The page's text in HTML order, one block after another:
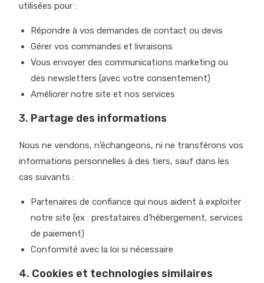
utilisées pour :
Répondre à vos demandes de contact ou devis
Gérer vos commandes et livraisons
Vous envoyer des communications marketing ou
des newsletters (avec votre consentement)
Améliorer notre site et nos services
3. Partage des informations
Nous ne vendons, n’échangeons, ni ne transférons vos
informations personnelles à des tiers, sauf dans les
cas suivants :
Partenaires de confiance qui nous aident à exploiter
notre site (ex : prestataires d’hébergement, services
de paiement)
Conformité avec la loi si nécessaire
4. Cookies et technologies similaires